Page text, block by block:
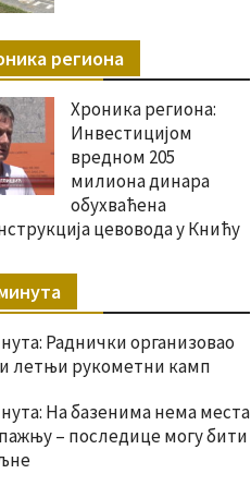
региона
Хроника региона:
Инвестицијом
вредном 205
милиона динара
обухваћена
цевовода у Книћу
Раднички организовао
летњи рукометни камп
На базенима нема места
– последице могу бити